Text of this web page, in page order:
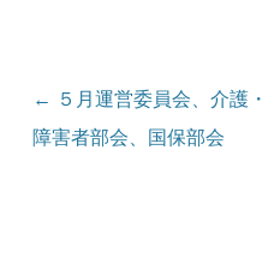
投稿ナビゲーション
← ５月運営委員会、介護・
障害者部会、国保部会